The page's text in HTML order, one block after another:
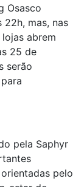
Osasco
22h, mas, nas
abrem
25 de
serão
pela Saphyr
pelo